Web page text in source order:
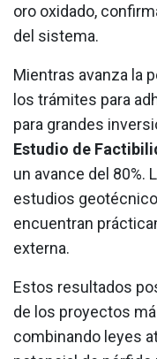
oro oxidado,
del sistema.
Mientras avanza la
los trámites para
para grandes
Estudio de
un avance del 80%.
estudios
encuentran
externa.
Estos resultados
de los proyectos
combinando leyes